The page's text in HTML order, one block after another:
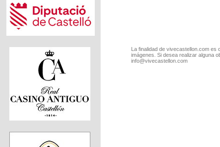
La finalidad de vivecastellon.com
imágenes. Si desea realizar alguna
info@vivecastellon.com